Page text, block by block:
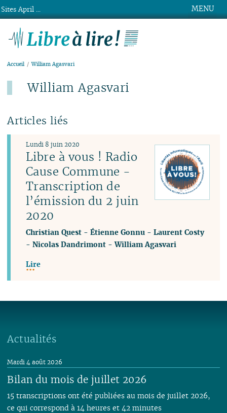
MENU
Accueil William Agasvari
William Agasvari
Articles liés
Libre à vous ! Radio
Cause Commune -
Transcription de
l’émission du 2 juin
2020
Lundi 8 juin 2020
Christian Quest -Étienne Gonnu -Laurent Costy
-Nicolas Dandrimont -William Agasvari
Lire
Actualités
Bilan du mois de juillet 2026
Mardi 4 août 2026
15 transcriptions ont été publiées au mois de juillet 2026,
ce qui correspond à 14 heures et 42 minutes
Sites April ...